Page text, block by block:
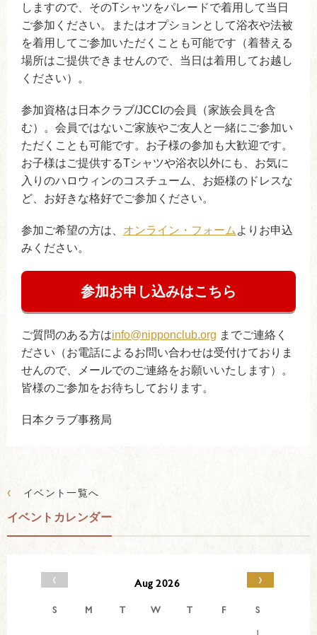
しますので、そのTシャツをパレードで着用して当日
ご参加ください。またはオプションとして浴衣や法被
を着用してご参加いただくことも可能です（着替える
場所はご提供できませんので、当日は着用してお越し
ください）。
参加資格は日本クラブ/JCCIの会員（家族会員を含
む）。会員ではないご家族やご友人と一緒にご参加い
ただくことも可能です。お子様の参加も大歓迎です。
お子様はご提供するTシャツや浴衣以外にも、お気に
入りのハロウィンのコスチューム、お姫様のドレスな
ど、お好きな格好でご参加ください。
参加ご希望の方は、 オンライン・フォーム よりお申込
みください。
参加お申し込みはこちら
ご質問のある方はinfo@nipponclub.org までご連絡く
ださい（お電話によるお問い合わせは受付けておりま
せんので、メールでのご連絡をお願いいたします）。
皆様のご参加をお待ちしております。
日本クラブ事務局
‹ イベント一覧へ
イベントカレンダー
‹ Aug 2026 ›
S M T W T F
S